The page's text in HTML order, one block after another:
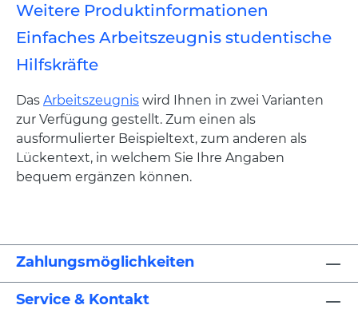
Weitere Produktinformationen
Einfaches Arbeitszeugnis studentische
Hilfskräfte
Das Arbeitszeugnis wird Ihnen in zwei Varianten
zur Verfügung gestellt. Zum einen als
ausformulierter Beispieltext, zum anderen als
Lückentext, in welchem Sie Ihre Angaben
bequem ergänzen können.
Zahlungsmöglichkeiten
Service & Kontakt